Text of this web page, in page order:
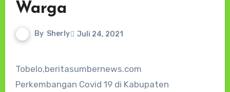
Warga
By Sherly Juli 24, 2021
Tobelo,beritasumbernews.com
Perkembangan Covid 19 di Kabupaten